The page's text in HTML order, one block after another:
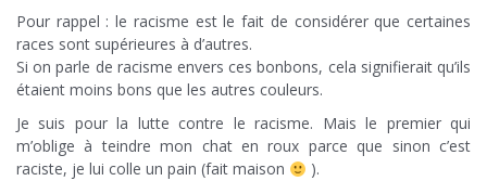
Pour rappel : le racisme est le fait de considérer que certaines
races sont supérieures à d’autres.
Si on parle de racisme envers ces bonbons, cela signifierait qu’ils
étaient moins bons que les autres couleurs.
Je suis pour la lutte contre le racisme. Mais le premier qui
m’oblige à teindre mon chat en roux parce que sinon c’est
raciste, je lui colle un pain (fait maison
).